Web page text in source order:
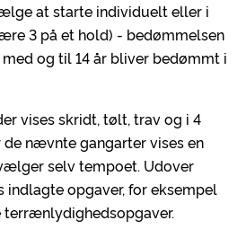
at starte individuelt eller i
3 på et hold) - bedømmelsen
og til 14 år bliver bedømmt i
vises skridt, tølt, trav og i 4
nævnte gangarter vises en
selv tempoet. Udover
indlagte opgaver, for eksempel
terrænlydighedsopgaver.